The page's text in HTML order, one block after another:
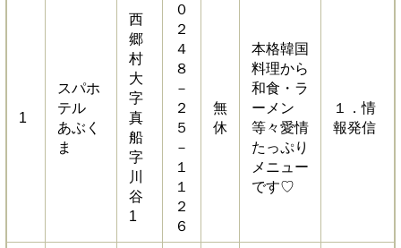
1
スパホ
テル
あぶく
ま
西
郷
村
大
字
真
船
字
川
谷
1
０
２
４
８
－
２
５
－
１
１
２
６
無
休
本格韓国
料理から
和食・ラ
ーメン
等々愛情
たっぷり
メニュー
です♡
１．情
報発信